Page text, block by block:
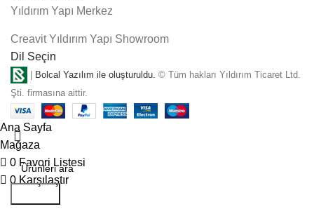
Yıldırım Yapı Merkez
Creavit Yıldırım Yapı Showroom
Dil Seçin
| Bolcal Yazılım ile oluşturuldu. © Tüm hakları Yıldırım Ticaret Ltd.
Şti. firmasına aittir.
Ana Sayfa
Mağaza
0 Favori Listesi
0 Karşılaştır